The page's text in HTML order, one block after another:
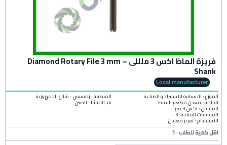
فريزة الماظ اكس 3 ملللى – Diamond Rotary File 3 mm
Shank
Local manufacturer
الموزع : الاسبانية للاستيراد و الصناعة
الخامة : معدن مطعم بالماظ
المنطقة : رمسيس - شارع الجمهورية
بلد المنشأ :الصين
المقاس : اكس 3 مم
المقاسات المتاحة :3
الاستخدام : تفريز معادن
اقل كمية للطلب : 1